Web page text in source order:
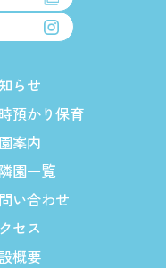
らせ
預かり保育
案内
園一覧
い合わせ
セス
概要